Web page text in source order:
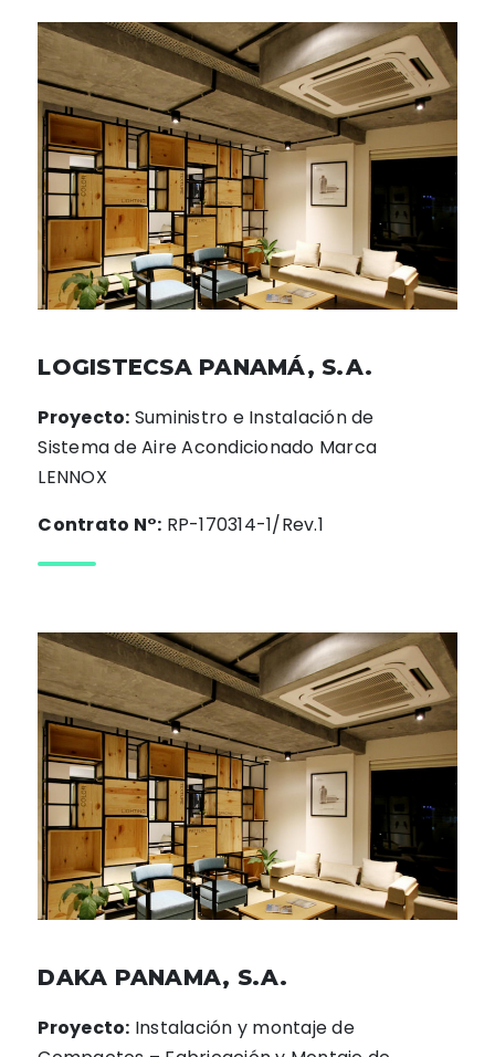
LOGISTECSA PANAMÁ, S.A.
Proyecto: Suministro e Instalación de
Sistema de Aire Acondicionado Marca
LENNOX
Contrato N°: RP-170314-1/Rev.1
DAKA PANAMA, S.A.
Proyecto: Instalación y montaje de